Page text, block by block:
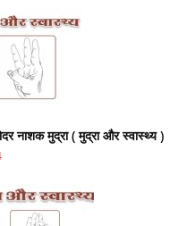
नाशक मुद्रा ( मुद्रा और स्वास्थ्य )